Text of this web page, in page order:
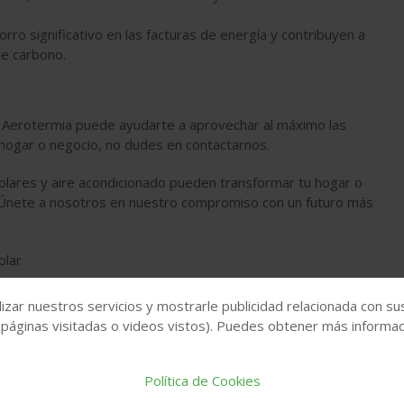
significativo en las facturas de energía y contribuyen a
carbono.
puede ayudarte a aprovechar al máximo las
o negocio, no dudes en contactarnos.
y aire acondicionado pueden transformar tu hogar o
a nosotros en nuestro compromiso con un futuro más
CONTACTE CON LA EMPRESA
nuestros servicios y mostrarle publicidad relacionada con
visitadas o videos vistos). Puedes obtener más
Política de Cookies